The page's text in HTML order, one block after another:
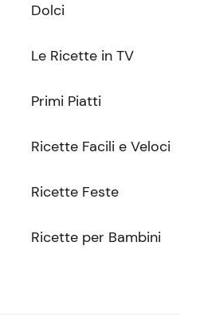
Dolci
Le Ricette in TV
Primi Piatti
Ricette Facili e Veloci
Ricette Feste
Ricette per Bambini